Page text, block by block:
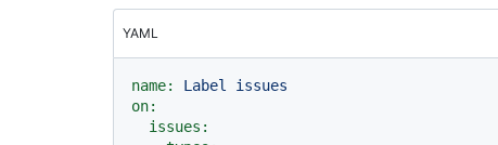
YAML
name: Label
issues
on:
issues: